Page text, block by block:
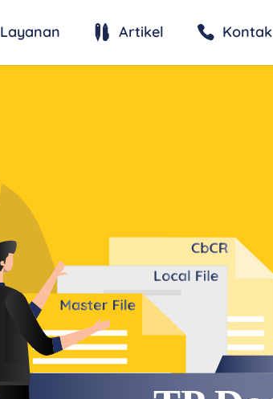
Layanan Artikel Kontak